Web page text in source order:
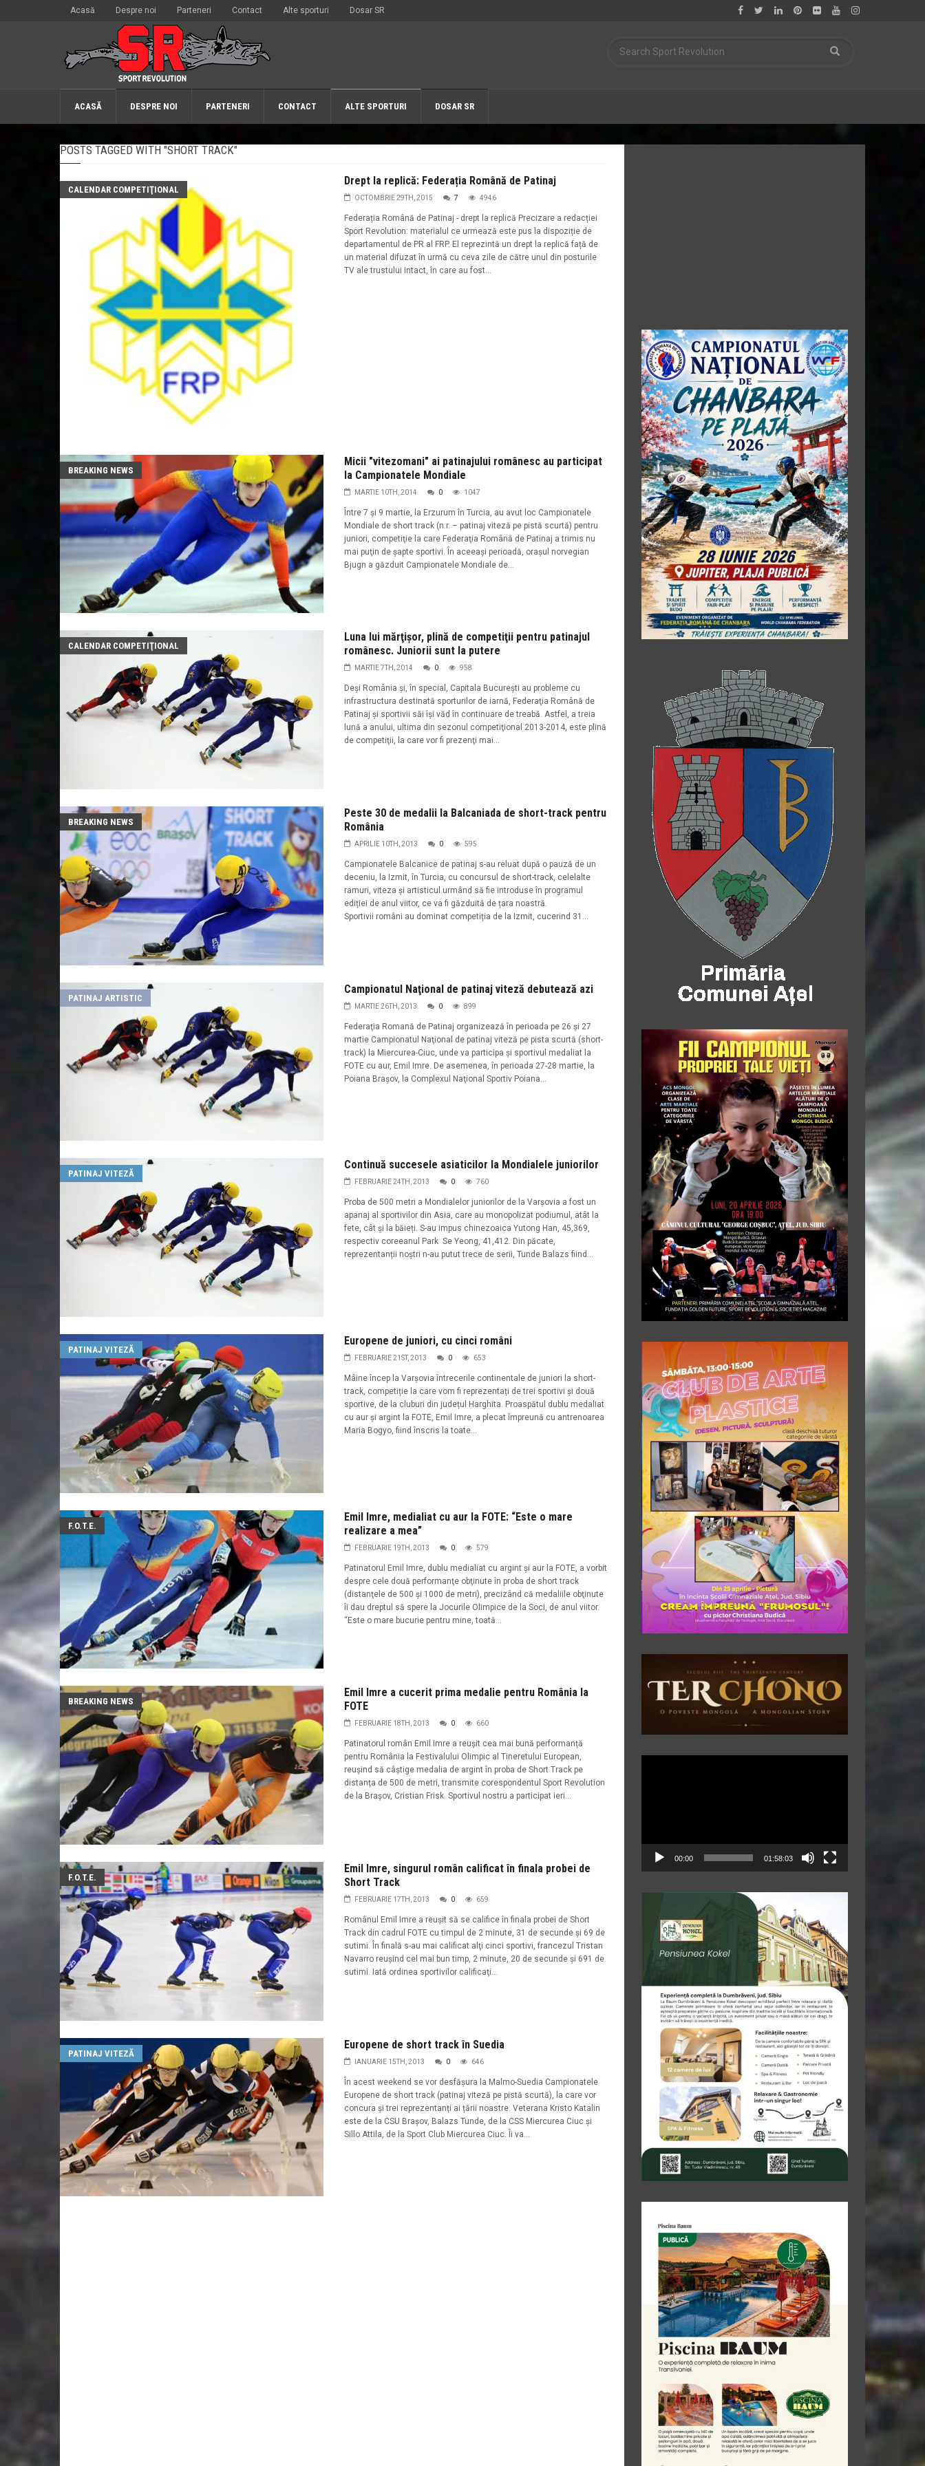
Acasă Despre noi Parteneri Contact Alte sporturi Dosar SR
ACASĂ DESPRE NOI PARTENERI CONTACT ALTE SPORTURI DOSAR SR
POSTS TAGGED WITH "SHORT TRACK"
CALENDAR COMPETIŢIONAL
Drept la replică: Federația Română de Patinaj
OCTOMBRIE 29TH, 2015 7 4946
Federația Română de Patinaj - drept la replică Precizare a redacției
Sport Revolution: materialul ce urmează este pus la dispoziție de
departamentul de PR al FRP. El reprezintă un drept la replică față de
un material difuzat în urmă cu ceva zile de către unul din posturile
TV ale trustului Intact, în care au fost...
BREAKING NEWS
Micii "vitezomani" ai patinajului românesc au participat
la Campionatele Mondiale
MARTIE 10TH, 2014 0 1047
Între 7 şi 9 martie, la Erzurum în Turcia, au avut loc Campionatele
Mondiale de short track (n.r. – patinaj viteză pe pistă scurtă) pentru
juniori, competiţie la care Federaţia Română de Patinaj a trimis nu
mai puţin de șapte sportivi. În aceeaşi perioadă, oraşul norvegian
Bjugn a găzduit Campionatele Mondiale de...
CALENDAR COMPETIŢIONAL
Luna lui mărţişor, plină de competiţii pentru patinajul
românesc. Juniorii sunt la putere
MARTIE 7TH, 2014 0 958
Deşi România şi, în special, Capitala Bucureşti au probleme cu
infrastructura destinată sporturilor de iarnă, Federaţia Română de
Patinaj şi sportivii săi îşi văd în continuare de treabă. Astfel, a treia
lună a anului, ultima din sezonul competiţional 2013-2014, este plină
de competiţii, la care vor fi prezenţi mai...
BREAKING NEWS
Peste 30 de medalii la Balcaniada de short-track pentru
România
APRILIE 10TH, 2013 0 595
Campionatele Balcanice de patinaj s-au reluat după o pauză de un
deceniu, la Izmit, în Turcia, cu concursul de short-track, celelalte
ramuri, viteza și artisticul urmând să fie introduse în programul
ediției de anul viitor, ce va fi găzduită de țara noastră.
Sportivii români au dominat competiția de la Izmit, cucerind 31...
PATINAJ ARTISTIC
Campionatul Naţional de patinaj viteză debutează azi
MARTIE 26TH, 2013 0 899
Federaţia Romană de Patinaj organizează în perioada pe 26 şi 27
martie Campionatul Naţional de patinaj viteză pe pista scurtă (short-
track) la Miercurea-Ciuc, unde va participa şi sportivul medaliat la
FOTE cu aur, Emil Imre. De asemenea, în perioada 27-28 martie, la
Poiana Braşov, la Complexul Naţional Sportiv Poiana...
PATINAJ VITEZĂ
Continuă succesele asiaticilor la Mondialele juniorilor
FEBRUARIE 24TH, 2013 0 760
Proba de 500 metri a Mondialelor juniorilor de la Varșovia a fost un
apanaj al sportivilor din Asia, care au monopolizat podiumul, atât la
fete, cât și la băieți. S-au impus chinezoaica Yutong Han, 45,369,
respectiv coreeanul Park Se Yeong, 41,412. Din păcate,
reprezentanții noștri n-au putut trece de serii, Tunde Balazs fiind...
PATINAJ VITEZĂ
Europene de juniori, cu cinci români
FEBRUARIE 21ST, 2013 0 653
Mâine încep la Varșovia întrecerile continentale de juniori la short-
track, competiție la care vom fi reprezentați de trei sportivi și două
sportive, de la cluburi din județul Harghita. Proaspătul dublu medaliat
cu aur și argint la FOTE, Emil Imre, a plecat împreună cu antrenoarea
Maria Bogyo, fiind înscris la toate...
F.O.T.E.
Emil Imre, medialiat cu aur la FOTE: “Este o mare
realizare a mea”
FEBRUARIE 19TH, 2013 0 579
Patinatorul Emil Imre, dublu medialiat cu argint şi aur la FOTE, a vorbit
despre cele două performanţe obţinute în proba de short track
(distanţele de 500 şi 1000 de metri), precizând că medaliile obţinute
îi dau dreptul să spere la Jocurile Olimpice de la Soci, de anul viitor.
“Este o mare bucurie pentru mine, toată...
BREAKING NEWS
Emil Imre a cucerit prima medalie pentru România la
FOTE
FEBRUARIE 18TH, 2013 0 660
Patinatorul român Emil Imre a reușit cea mai bună performanță
pentru România la Festivalului Olimpic al Tineretului European,
reușind să câștige medalia de argint în proba de Short Track pe
distanța de 500 de metri, transmite corespondentul Sport Revolution
de la Brașov, Cristian Frisk. Sportivul nostru a participat ieri...
F.O.T.E.
Emil Imre, singurul român calificat în finala probei de
Short Track
FEBRUARIE 17TH, 2013 0 659
Românul Emil Imre a reuşit să se califice în finala probei de Short
Track din cadrul FOTE cu timpul de 2 minute, 31 de secunde şi 69 de
sutimi. În finală s-au mai calificat alţi cinci sportivi, francezul Tristan
Navarro reuşind cel mai bun timp, 2 minute, 20 de secunde şi 691 de
sutimi. Iată ordinea sportivilor calificaţi...
PATINAJ VITEZĂ
Europene de short track în Suedia
IANUARIE 15TH, 2013 0 646
În acest weekend se vor desfășura la Malmo-Suedia Campionatele
Europene de short track (patinaj viteză pe pistă scurtă), la care vor
concura și trei reprezentanți ai țării noastre. Veterana Kristo Katalin
este de la CSU Brașov, Balazs Tunde, de la CSS Miercurea Ciuc și
Sillo Attila, de la Sport Club Miercurea Ciuc. Îi va...
00:00 01:58:03